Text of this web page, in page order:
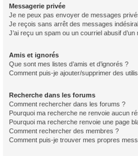
Messagerie privée
Je ne peux pas envoyer de messages
Je reçois sans arrêt des messages
J’ai reçu un spam ou un courriel abusif
Amis et ignorés
Que sont mes listes d’amis et d’ignorés ?
Comment puis-je ajouter/supprimer des
Recherche dans les forums
Comment rechercher dans les forums ?
Pourquoi ma recherche ne renvoie aucun
Pourquoi ma recherche renvoie une page
Comment rechercher des membres ?
Comment puis-je trouver mes propres